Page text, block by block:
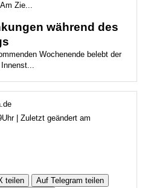
Zie...
während des
Wochenende belebt der
| Zuletzt geändert am
teilen
Auf Telegram teilen